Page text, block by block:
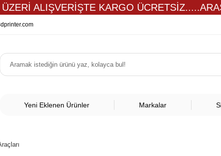
ALIŞVERİŞTE KARGO
Yeni Eklenen Ürünler Markalar